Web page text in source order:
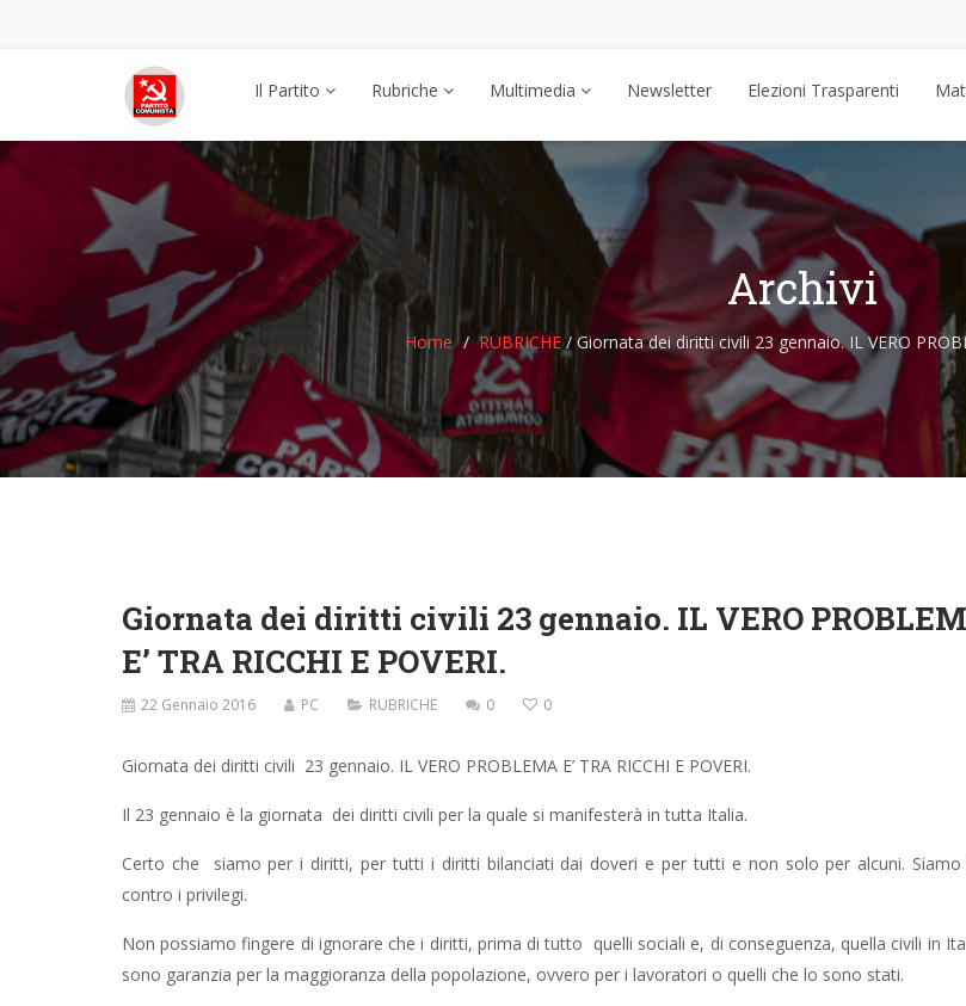
Il Partito Rubriche Multimedia Newsletter Elezioni Trasparenti
Archivi
Home RUBRICHE /Giornata dei diritti civili 23 gennaio. IL VERO
Giornata dei diritti civili 23 gennaio. IL VERO
E’ TRA RICCHI E POVERI.
22 Gennaio 2016 PC RUBRICHE 0 0
Giornata dei diritti civili 23 gennaio. IL VERO PROBLEMA E’ TRA RICCHI E POVERI.
Il 23 gennaio è la giornata dei diritti civili per la quale si manifesterà in tutta Italia.
Certo che siamo per i diritti, per tutti i diritti bilanciati dai doveri e per tutti e non solo per alcuni. Siamo
contro i privilegi.
Non possiamo fingere di ignorare che i diritti, prima di tutto quelli sociali e, di conseguenza, quella civili in
sono garanzia per la maggioranza della popolazione, ovvero per i lavoratori o quelli che lo sono stati.